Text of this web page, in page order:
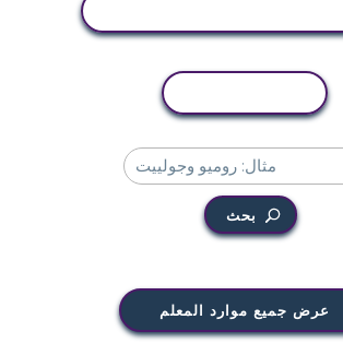
بحث
عرض جميع موارد المعلم